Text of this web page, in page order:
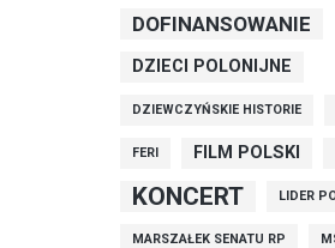
DOFINANSOWANIE
DZIECI POLONIJNE
DZIEWCZYŃSKIE HISTORIE
FERI FILM POLSKI
KONCERT LIDER
MARSZAŁEK SENATU RP